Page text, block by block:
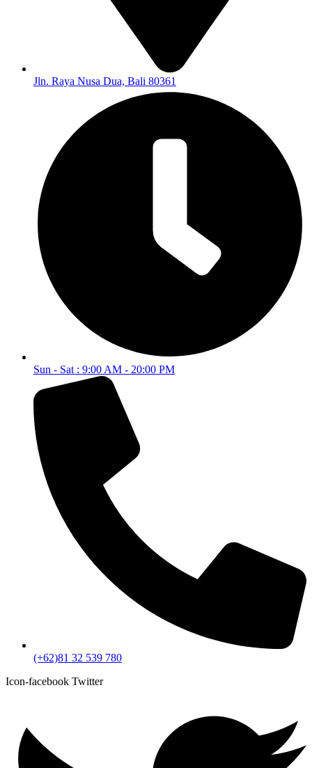
Jln. Raya Nusa Dua, Bali 80361
Sun - Sat : 9:00 AM - 20:00 PM
(+62)81 32 539 780
Icon-facebook Twitter